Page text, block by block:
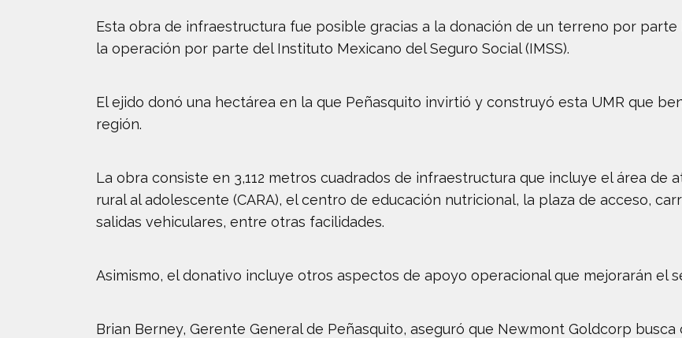
Esta obra de infraestructura fue posible gracias a la donación de un terreno por
la operación por parte del Instituto Mexicano del Seguro Social (IMSS).
El ejido donó una hectárea en la que Peñasquito invirtió y construyó esta UMR que
región.
La obra consiste en 3,112 metros cuadrados de infraestructura que incluye el área de
rural al adolescente (CARA), el centro de educación nutricional, la plaza de acceso,
salidas vehiculares, entre otras facilidades.
Asimismo, el donativo incluye otros aspectos de apoyo operacional que mejorarán el
Brian Berney, Gerente General de Peñasquito, aseguró que Newmont Goldcorp